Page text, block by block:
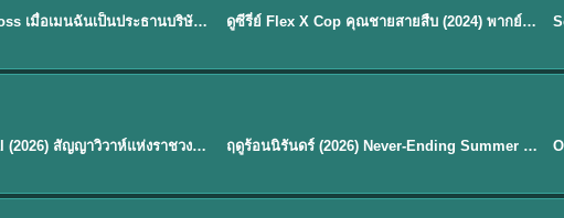
My Bias, My Boss เมื่อเมนฉันเป็นประธานบริษัท (2026) พากย์ไทย ซับไทย EP.1-12 ★8 EP.16ดูซีรี่ย์ Flex X Cop คุณชายสายสืบ (2024) พากย์ไทย-ซับไทย EP.1-16 (จบ)
Royal Betrothal (2026) สัญญาวิวาห์แห่งราชวงศ์ พากย์ไทย ซับไทย EP1-32 ★8.8 ฤดูร้อนนิรันดร์ (2026) Never-Ending Summer พากย์ไทย EP.1-29